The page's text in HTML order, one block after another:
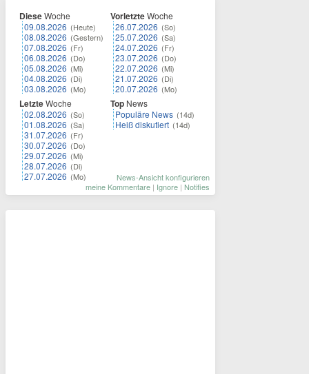
DieseWoche
09.08.2026 (Heute)
08.08.2026 (Gestern)
07.08.2026 (Fr)
06.08.2026 (Do)
05.08.2026 (Mi)
04.08.2026 (Di)
03.08.2026 (Mo)
LetzteWoche
02.08.2026 (So)
01.08.2026 (Sa)
31.07.2026 (Fr)
30.07.2026 (Do)
29.07.2026 (Mi)
28.07.2026 (Di)
27.07.2026 (Mo)
VorletzteWoche
26.07.2026 (So)
25.07.2026 (Sa)
24.07.2026 (Fr)
23.07.2026 (Do)
22.07.2026 (Mi)
21.07.2026 (Di)
20.07.2026 (Mo)
Top News
Populäre News (14d)
Heiß diskutiert (14d)
News-Ansicht konfigurieren
meine Kommentare | Ignore | Notifies